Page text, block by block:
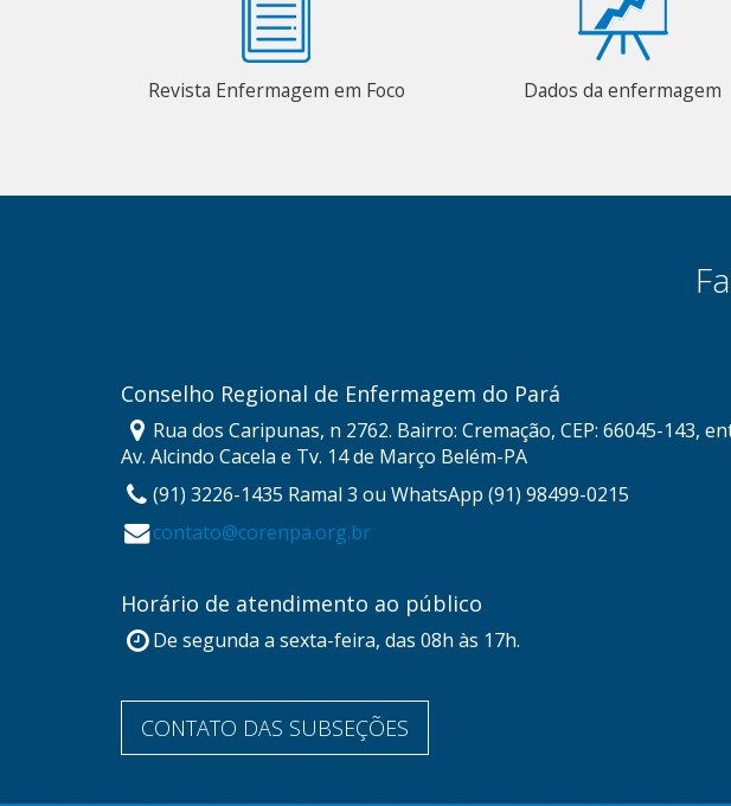
Revista Enfermagem em Foco Dados da enfermagem
Conselho Regional de Enfermagem do Pará
Rua dos Caripunas, n 2762. Bairro: Cremação, CEP: 66045-143,
Av. Alcindo Cacela e Tv. 14 de Março Belém-PA
(91) 3226-1435 Ramal 3 ou WhatsApp (91) 98499-0215
contato@corenpa.org.br
Horário de atendimento ao público
De segunda a sexta-feira, das 08h às 17h.
CONTATO DAS SUBSEÇÕES